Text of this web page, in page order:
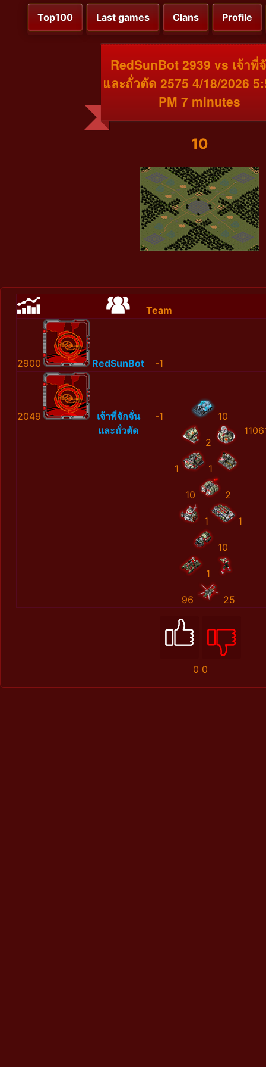
Top100 Last games Clans Profile
RedSunBot 2939 vs เจ้าพี่
และถั่วตัด 2575 4/18/2026
PM 7 minutes
10
Team
2900 RedSunBot -1
2049
เจ้าพี่จักจั่น
และถั่วตัด
-1 10
2
1 1
10 2
1 1
10
1
96 25
0 0